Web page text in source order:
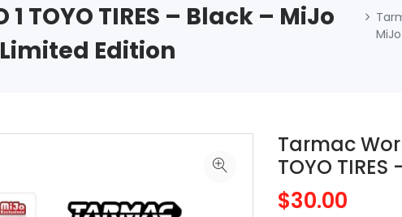
1 TOYO TIRES – Black – MiJo
Edition
Tarmac
TOYO
$30.00